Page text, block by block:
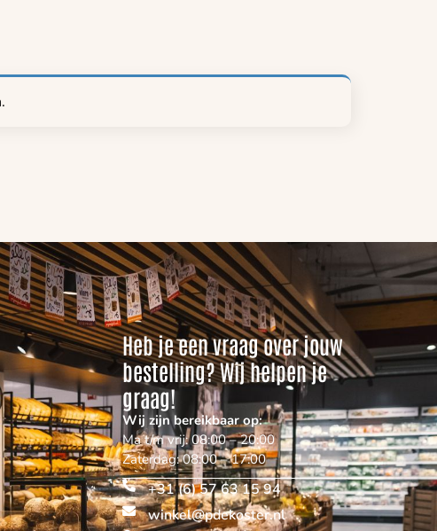
Heb je een vraag over jouw
bestelling? Wij helpen je
graag!
Wij zijn bereikbaar op:
Ma t/m vrij: 08:00 – 20:00
Zaterdag: 08:00 – 17:00
+31 (6) 57 63 15 94
winkel@pdekoster.nl